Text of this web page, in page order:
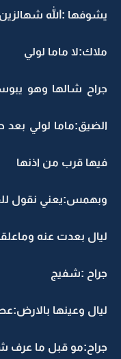
يشوفها :الله
ملاك:لا ماما لولي
جراح شالها وهو
الضيق:ماما لولي بعد
فيها قرب من اذنها
وبهمس:يعني نقول
ليال بعدت عنه
جراح :شفيج
ليال وعينها
جراح:مو قبل ما عرف